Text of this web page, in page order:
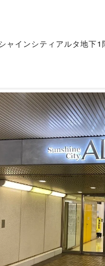
ャインシティアルタ地下1